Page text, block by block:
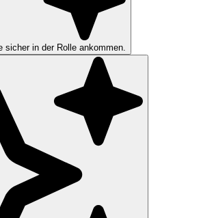
sicher in der Rolle ankommen.